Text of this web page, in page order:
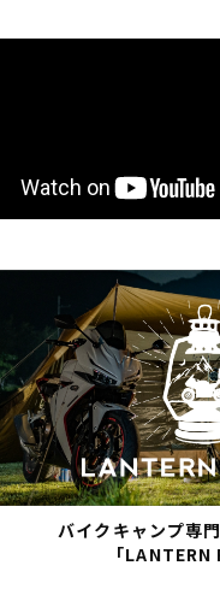
バイクキャンプ専
「LANTERN